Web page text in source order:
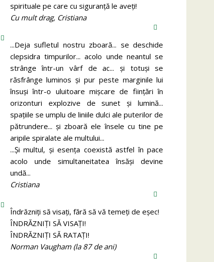
spirituale pe care cu siguranță le aveți!
Cu mult drag, Cristiana
...Deja sufletul nostru zboară... se deschide
clepsidra timpurilor... acolo unde neantul se
strânge într-un vârf de ac... și totuși se
răsfrânge luminos și pur peste marginile lui
însuși într-o uluitoare mișcare de ființări în
orizonturi explozive de sunet și lumină...
spațiile se umplu de liniile dulci ale puterilor de
pătrundere... și zboară ele însele cu tine pe
aripile spiralate ale multului...
...Și multul, și esența coexistă astfel în pace
acolo unde simultaneitatea însăși devine
undă...
Cristiana
Îndrăzniţi să visaţi, fără să vă temeţi de eşec!
ÎNDRĂZNIȚI SĂ VISAȚI!
ÎNDRĂZNIȚI SĂ RATAȚI!
Norman Vaugham (la 87 de ani)